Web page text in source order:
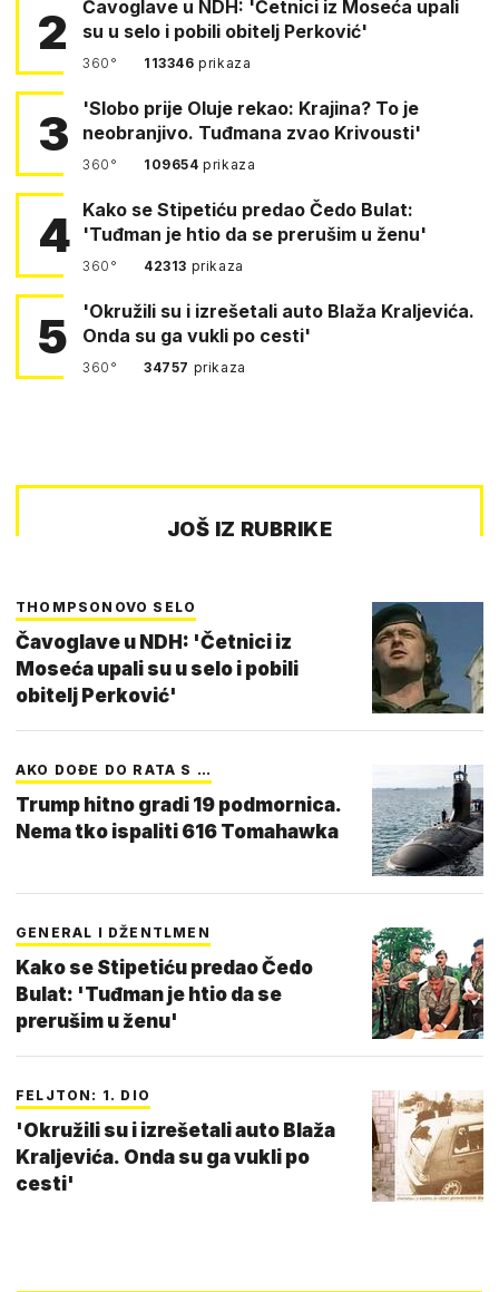
2
Čavoglave u NDH: 'Četnici iz Moseća upali
su u selo i pobili obitelj Perković'
360° 113346prikaza
3
'Slobo prije Oluje rekao: Krajina? To je
neobranjivo. Tuđmana zvao Krivousti'
360° 109654prikaza
4 Kako se Stipetiću predao Čedo Bulat:
'Tuđman je htio da se prerušim u ženu'
360° 42313 prikaza
5
'Okružili su i izrešetali auto Blaža Kraljevića.
Onda su ga vukli po cesti'
360° 34757 prikaza
JOŠ IZ RUBRIKE
THOMPSONOVO SELO
Čavoglave u NDH: 'Četnici iz
Moseća upali su u selo i pobili
obitelj Perković'
AKO DOĐE DO RATA S …
Trump hitno gradi 19 podmornica.
Nema tko ispaliti 616 Tomahawka
GENERAL I DŽENTLMEN
Kako se Stipetiću predao Čedo
Bulat: 'Tuđman je htio da se
prerušim u ženu'
FELJTON: 1. DIO
'Okružili su i izrešetali auto Blaža
Kraljevića. Onda su ga vukli po
cesti'